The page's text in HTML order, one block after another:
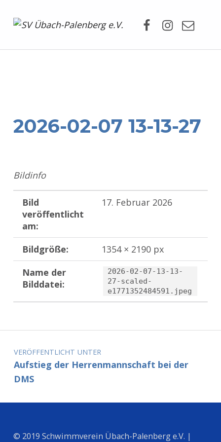
2026-02-07 13-13-27
Bildinfo
Bild
veröffentlicht
am:
17. Februar 2026
Bildgröße:
1354 × 2190 px
Name der
Bilddatei:
2026-02-07-13-13-
27-scaled-
e1771352484591.jpeg
Zurück zur Hauptnavigation springen
Beitragsnavigation
VERÖFFENTLICHT UNTER
Aufstieg der Herrenmannschaft bei der
DMS
© 2019 Schwimmverein Übach-Palenberg e.V. |